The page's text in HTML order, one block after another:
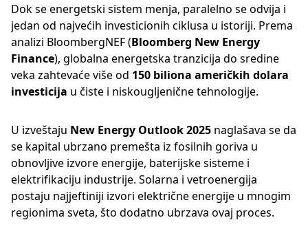
Dok se energetski sistem menja, paralelno se odvija i
jedan od najvećih investicionih ciklusa u istoriji. Prema
analizi BloombergNEF (Bloomberg New Energy
Finance), globalna energetska tranzicija do sredine
veka zahtevaće više od 150 biliona američkih dolara
investicija u čiste i niskougljenične tehnologije.
U izveštaju New Energy Outlook 2025 naglašava se da
se kapital ubrzano premešta iz fosilnih goriva u
obnovljive izvore energije, baterijske sisteme i
elektrifikaciju industrije. Solarna i vetroenergija
postaju najjeftiniji izvori električne energije u mnogim
regionima sveta, što dodatno ubrzava ovaj proces.